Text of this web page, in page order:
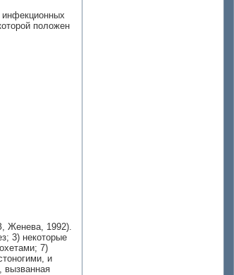
инфекционных
положен
Женева, 1992).
3) некоторые
7)
и
вызванная